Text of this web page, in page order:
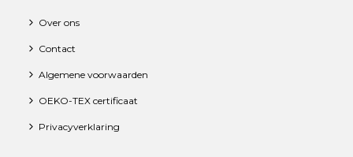
Over ons
Contact
Algemene voorwaarden
OEKO-TEX certificaat
Privacyverklaring